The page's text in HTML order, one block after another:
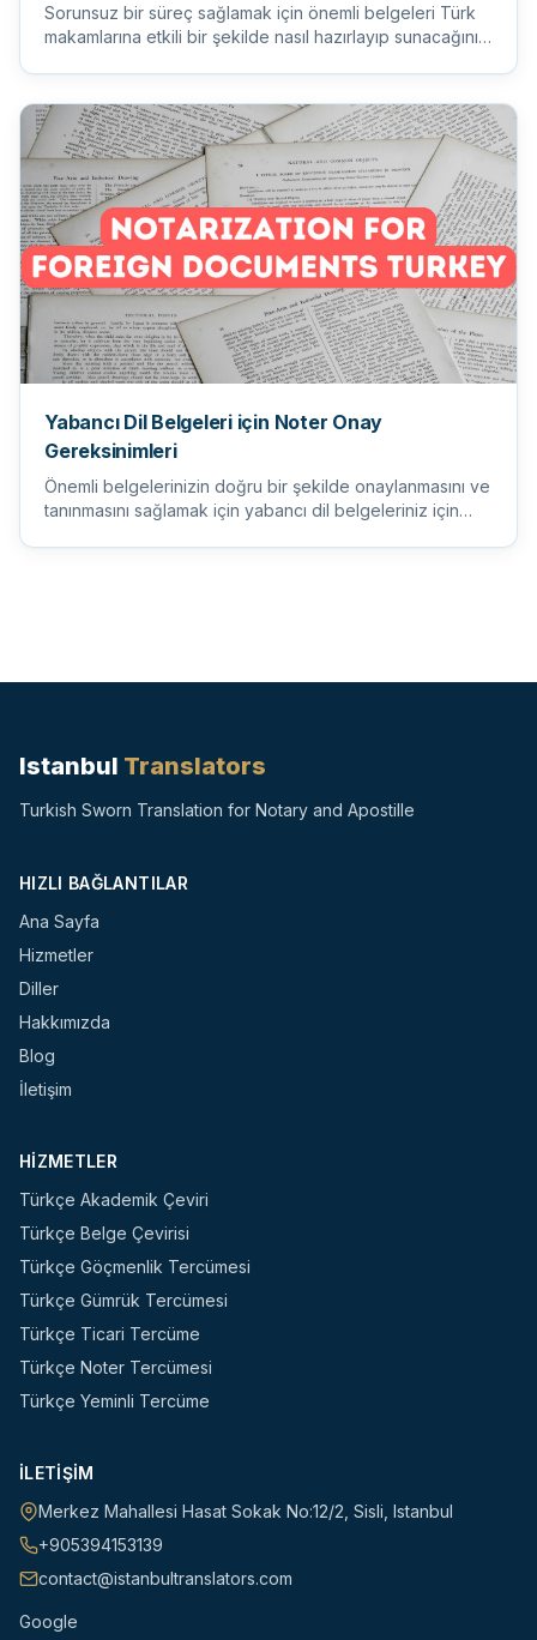
Sorunsuz bir süreç sağlamak için önemli belgeleri Türk
makamlarına etkili bir şekilde nasıl hazırlayıp sunacağınızı
Yabancı Dil Belgeleri için Noter Onay
Gereksinimleri
Önemli belgelerinizin doğru bir şekilde onaylanmasını ve
tanınmasını sağlamak için yabancı dil belgeleriniz için
Istanbul Translators
Turkish Sworn Translation for Notary and Apostille
HIZLI BAĞLANTILAR
Ana Sayfa
Hizmetler
Diller
Hakkımızda
Blog
İletişim
HIZMETLER
Türkçe Akademik Çeviri
Türkçe Belge Çevirisi
Türkçe Göçmenlik Tercümesi
Türkçe Gümrük Tercümesi
Türkçe Ticari Tercüme
Türkçe Noter Tercümesi
Türkçe Yeminli Tercüme
İLETIŞIM
Merkez Mahallesi Hasat Sokak No:12/2 Sisli Istanbul
+905394153139
contact@istanbultranslators.com
Google